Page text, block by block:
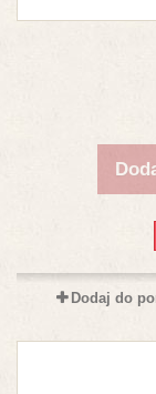
Dodaj do